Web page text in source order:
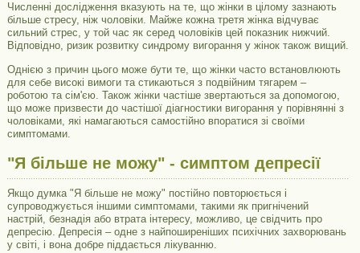
Численні дослідження вказують на те, що жінки в цілому зазнають
більше стресу, ніж чоловіки. Майже кожна третя жінка відчуває
сильний стрес, у той час як серед чоловіків цей показник нижчий.
Відповідно, ризик розвитку синдрому вигорання у жінок також вищий.
Однією з причин цього може бути те, що жінки часто встановлюють
для себе високі вимоги та стикаються з подвійним тягарем –
роботою та сім'єю. Також жінки частіше звертаються за допомогою,
що може призвести до частішої діагностики вигорання у порівнянні з
чоловіками, які намагаються самостійно впоратися зі своїми
симптомами.
"Я більше не можу" - симптом депресії
Якщо думка "Я більше не можу" постійно повторюється і
супроводжується іншими симптомами, такими як пригнічений
настрій, безнадія або втрата інтересу, можливо, це свідчить про
депресію. Депресія – одне з найпоширеніших психічних захворювань
у світі, і вона добре піддається лікуванню.